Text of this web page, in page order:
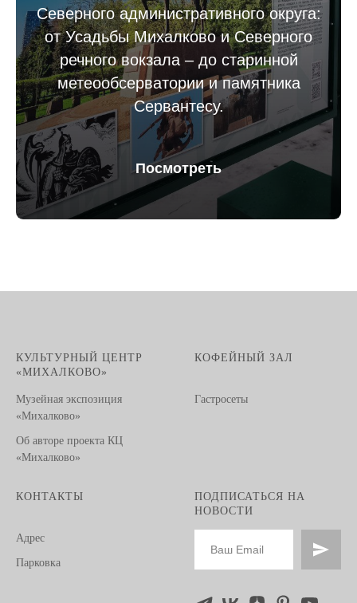
Северного административного округа:
от Усадьбы Михалково и Северного
речного вокзала – до старинной
метеообсерватории и памятника
Сервантесу.
Посмотреть
КУЛЬТУРНЫЙ ЦЕНТР
«МИХАЛКОВО»
Музейная экспозиция
«Михалково»
Об авторе проекта КЦ
«Михалково»
КОФЕЙНЫЙ ЗАЛ
Гастросеты
КОНТАКТЫ
Адрес
Парковка
ПОДПИСАТЬСЯ НА
НОВОСТИ